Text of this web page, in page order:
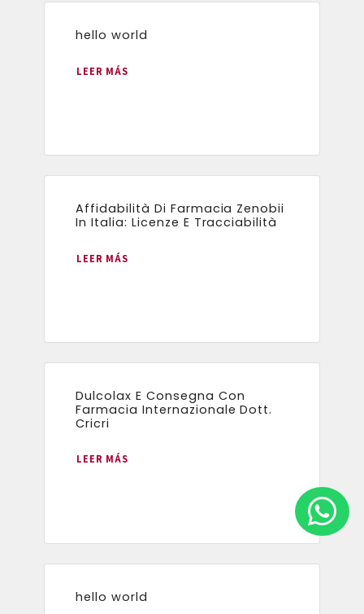
hello world
LEER MÁS
Affidabilità Di Farmacia Zenobii
In Italia: Licenze E Tracciabilità
LEER MÁS
Dulcolax E Consegna Con
Farmacia Internazionale Dott.
Cricri
LEER MÁS
hello world